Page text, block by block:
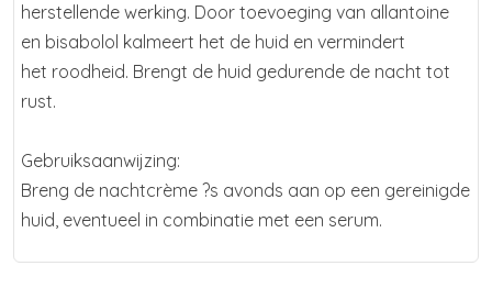
herstellende werking. Door toevoeging van allantoine
en bisabolol kalmeert het de huid en vermindert
het roodheid. Brengt de huid gedurende de nacht tot
rust.
Gebruiksaanwijzing:
Breng de nachtcrème ?s avonds aan op een gereinigde
huid, eventueel in combinatie met een serum.